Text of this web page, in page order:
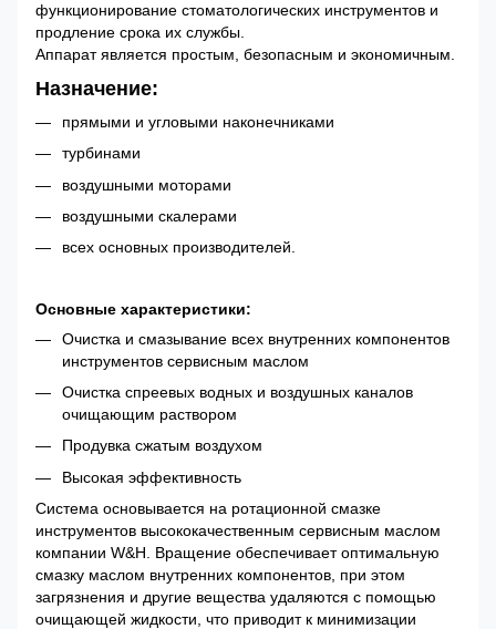
функционирование стоматологических инструментов и
продление срока их службы.
Аппарат является простым, безопасным и экономичным.
Назначение:
прямыми и угловыми наконечниками
турбинами
воздушными моторами
воздушными скалерами
всех основных производителей.
Основные характеристики:
Очистка и смазывание всех внутренних компонентов
инструментов сервисным маслом
Очистка спреевых водных и воздушных каналов
очищающим раствором
Продувка сжатым воздухом
Высокая эффективность
Система основывается на ротационной смазке
инструментов высококачественным сервисным маслом
компании W&H. Вращение обеспечивает оптимальную
смазку маслом внутренних компонентов, при этом
загрязнения и другие вещества удаляются с помощью
очищающей жидкости, что приводит к минимизации